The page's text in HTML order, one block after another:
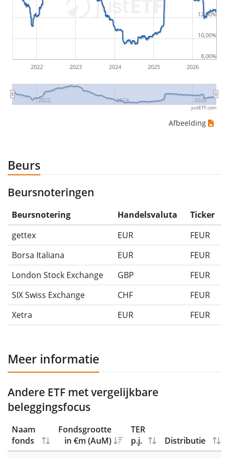
would be (5€ - 10€)/10€ = -50%.
ETF-rendementen zijn inclusief dividenduitkeringen
2022 2023 2024 2025 2026
2022 2024 2026
8,00%
10,00%
12,00%
justETF.com
Afbeelding
Beurs
Beursnoteringen
Beursnotering Handelsvaluta
Ticker
gettex
EUR
FEUR
Borsa Italiana
EUR
FEUR
London Stock Exchange
GBP
FEUR
SIX Swiss Exchange
CHF
FEUR
Xetra
EUR FEUR
Meer informatie
Andere ETF met vergelijkbare
beleggingsfocus
Naam
fonds
Fondsgrootte
in €m (AuM)
TER
p.j.
Distributie